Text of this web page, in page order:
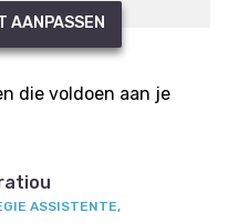
AANPASSEN
die voldoen aan je
ASSISTENTE,